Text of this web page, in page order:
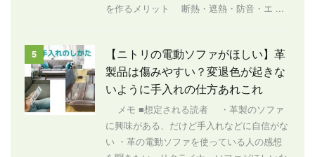
を作るメリット 断熱・遮熱・防音・エ ...
5
【ニトリの電動ソファがほしい】革
製品は傷みやすい？変退色が起きな
いように手入れの仕方あれこれ
メモ ■想定される読者 ・革製のソファ
に興味がある、だけど手入れなどに自信がな
い ・革の電動ソファを使っている人の感想